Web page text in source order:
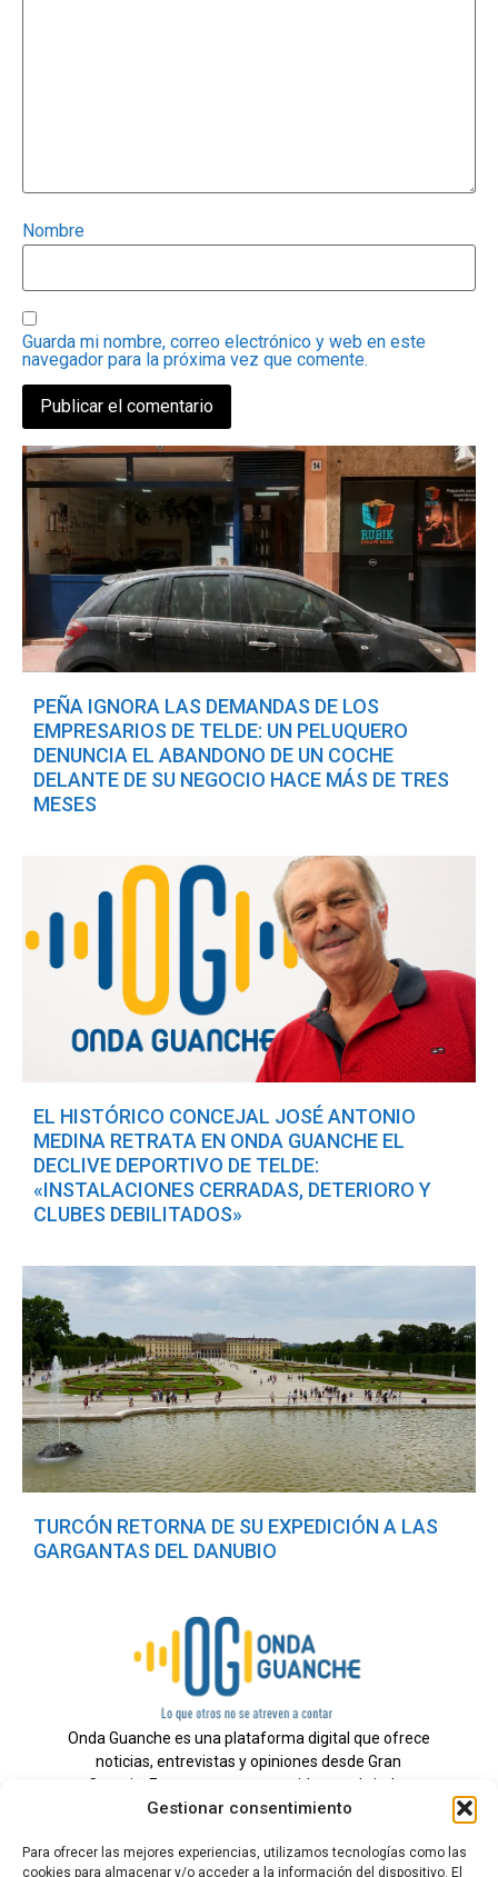
Gestionar consentimiento
Para ofrecer las mejores experiencias, utilizamos tecnologías como las
cookies para almacenar y/o acceder a la información del dispositivo. El
Nombre
Guarda mi nombre, correo electrónico y web en este
navegador para la próxima vez que comente.
PEÑA IGNORA LAS DEMANDAS DE LOS
EMPRESARIOS DE TELDE: UN PELUQUERO
DENUNCIA EL ABANDONO DE UN COCHE
DELANTE DE SU NEGOCIO HACE MÁS DE TRES
MESES
EL HISTÓRICO CONCEJAL JOSÉ ANTONIO
MEDINA RETRATA EN ONDA GUANCHE EL
DECLIVE DEPORTIVO DE TELDE:
«INSTALACIONES CERRADAS, DETERIORO Y
CLUBES DEBILITADOS»
TURCÓN RETORNA DE SU EXPEDICIÓN A LAS
GARGANTAS DEL DANUBIO
Onda Guanche es una plataforma digital que ofrece
noticias, entrevistas y opiniones desde Gran
Canaria. Estamos comprometidos con brindar
información veraz y un periodismo independiente a